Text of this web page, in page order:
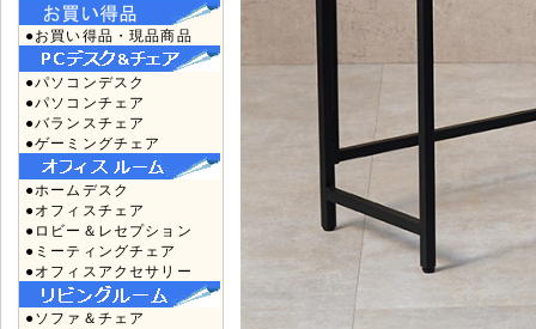
●お買い得品・現品商品
●パソコンデスク
●パソコンチェア
●バランスチェア
●ゲーミングチェア
●ホームデスク
●オフィスチェア
●ロビー＆レセプション
●ミーティングチェア
●オフィスアクセサリー
●ソファ＆チェア